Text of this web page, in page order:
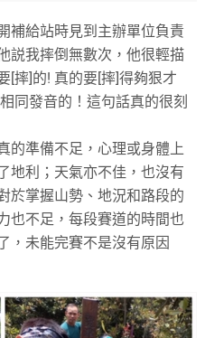
補給站時見到主辦單位負責
説我摔倒無數次，他很輕描
[摔]的! 真的要[摔]得夠狠才
同發音的！這句話真的很刻
的準備不足，心理或身體上
地利；天氣亦不佳，也沒有
於掌握山勢、地況和路段的
也不足，每段賽道的時間也
，未能完賽不是沒有原因